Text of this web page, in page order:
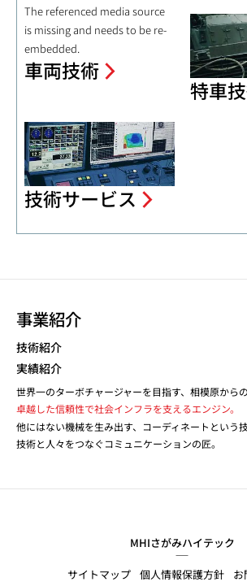
The referenced media source
is missing and needs to be re-
embedded.
車両技術
特車
技術サービス
事業紹介
技術紹介
実績紹介
世界一のターボチャージャーを目指す、相模原からの
卓越した信頼性で社会インフラを支えるエンジン。
他にはない機械を生み出す、コーディネートという技
技術と人々をつなぐコミュニケーションの匠。
MHIさがみハイテック
サイトマップ 個人情報保護方針 お